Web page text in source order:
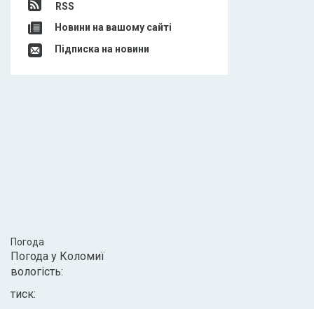
RSS
Новини на вашому сайті
Підписка на новини
Погода
Погода у Коломиї
вологість:
тиск: